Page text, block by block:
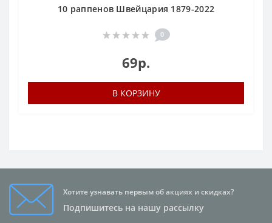
10 раппенов Швейцария 1879-2022
0
69р.
В КОРЗИНУ
Хотите узнавать первым об акциях и скидках?
Подпишитесь на нашу рассылку